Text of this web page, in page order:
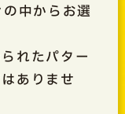
中からお選
れたパター
ありませ